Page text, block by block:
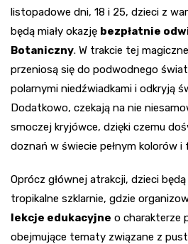
listopadowe dni, 18 i 25, dzieci z
będą miały okazję bezpłatnie
Botaniczny. W trakcie tej
przeniosą się do podwodnego
polarnymi niedźwiadkami i odkryją
Dodatkowo, czekają na nie
smoczej kryjówce, dzięki czemu
doznań w świecie pełnym kolorów i
Oprócz głównej atrakcji, dzieci
tropikalne szklarnie, gdzie
lekcje edukacyjne o charakterze
obejmujące tematy związane z